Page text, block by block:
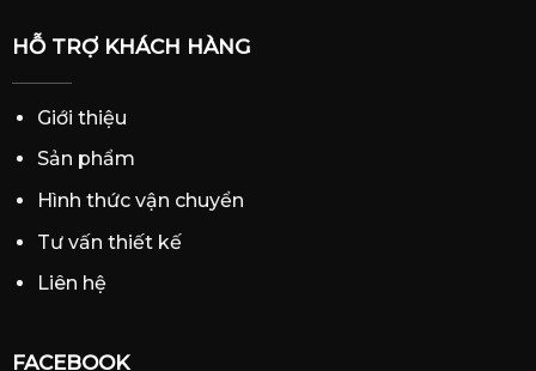
HỖ TRỢ KHÁCH HÀNG
Giới thiệu
Sản phẩm
Hình thức vận chuyển
Tư vấn thiết kế
Liên hệ
FACEBOOK